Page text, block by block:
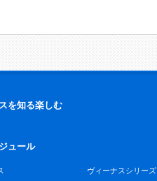
を知る楽しむ
ュール
ヴィーナスシリーズ